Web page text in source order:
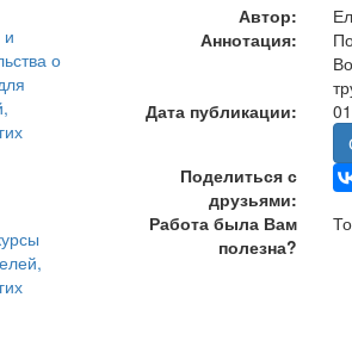
и
о
Автор:
Аннотация:
Дата публикации:
Поделиться с
друзьями:
Работа была Вам
полезна?